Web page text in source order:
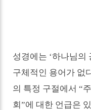
성경에는 ‘하나님의
구체적인 용어가 없
의 특정 구절에서“
회”에 대한 언급은